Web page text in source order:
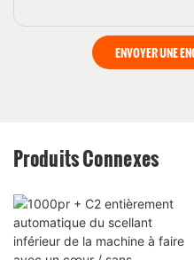
ENVOYER UNE
Produits Connexes